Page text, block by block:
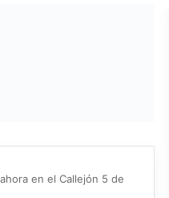
en el Callejón 5 de